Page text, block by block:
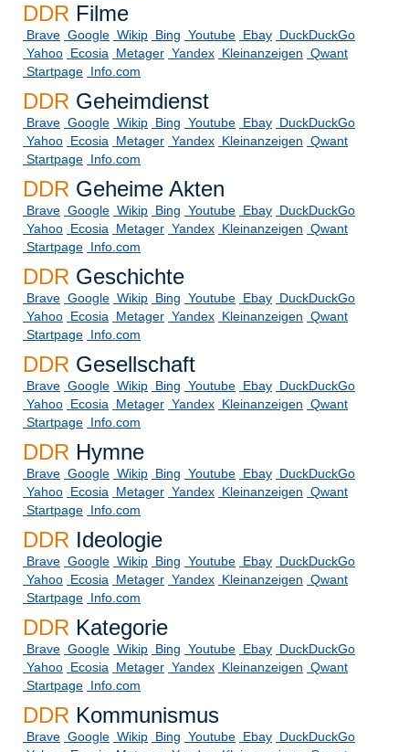
DDR Filme
Brave Google Wikip Bing Youtube Ebay DuckDuckGo
Yahoo Ecosia Metager Yandex Kleinanzeigen Qwant
Startpage Info.com
DDR Geheimdienst
Brave Google Wikip Bing Youtube Ebay DuckDuckGo
Yahoo Ecosia Metager Yandex Kleinanzeigen Qwant
Startpage Info.com
DDR Geheime Akten
Brave Google Wikip Bing Youtube Ebay DuckDuckGo
Yahoo Ecosia Metager Yandex Kleinanzeigen Qwant
Startpage Info.com
DDR Geschichte
Brave Google Wikip Bing Youtube Ebay DuckDuckGo
Yahoo Ecosia Metager Yandex Kleinanzeigen Qwant
Startpage Info.com
DDR Gesellschaft
Brave Google Wikip Bing Youtube Ebay DuckDuckGo
Yahoo Ecosia Metager Yandex Kleinanzeigen Qwant
Startpage Info.com
DDR Hymne
Brave Google Wikip Bing Youtube Ebay DuckDuckGo
Yahoo Ecosia Metager Yandex Kleinanzeigen Qwant
Startpage Info.com
DDR Ideologie
Brave Google Wikip Bing Youtube Ebay DuckDuckGo
Yahoo Ecosia Metager Yandex Kleinanzeigen Qwant
Startpage Info.com
DDR Kategorie
Brave Google Wikip Bing Youtube Ebay DuckDuckGo
Yahoo Ecosia Metager Yandex Kleinanzeigen Qwant
Startpage Info.com
DDR Kommunismus
Brave Google Wikip Bing Youtube Ebay DuckDuckGo